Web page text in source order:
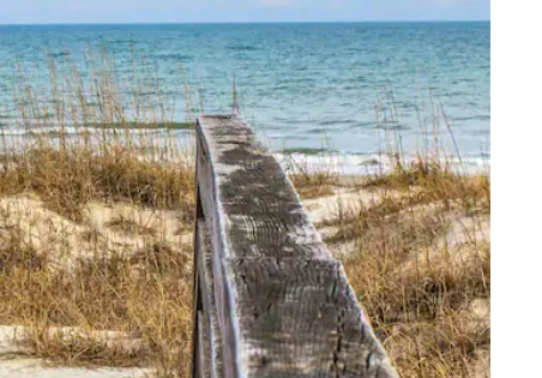
hacia arriba y hacia abajo o explora con el tacto o desliza el dedo.